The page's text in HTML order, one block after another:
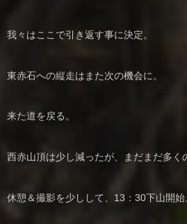
我々はここで引き返す事に決定。
東赤石への縦走はまた次の機会に。
来た道を戻る。
西赤山頂は少し減ったが、まだまだ多く
休憩＆撮影を少しして、13：30下山開始